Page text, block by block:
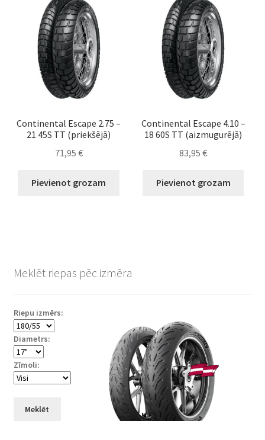
Continental Escape 2.75 –
21 45S TT (priekšējā)
71,95 €
Pievienot grozam
Continental Escape 4.10 –
18 60S TT (aizmugurējā)
83,95€
Pievienot grozam
Meklēt riepas pēc izmēra
Riepu izmērs:
Diametrs:
Zīmoli:
Meklēt